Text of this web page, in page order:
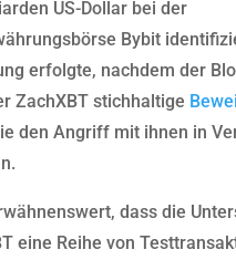
US-Dollar bei der
Bybit
erfolgte, nachdem der
ZachXBT stichhaltige
den Angriff mit ihnen in
dass die
eine Reihe von